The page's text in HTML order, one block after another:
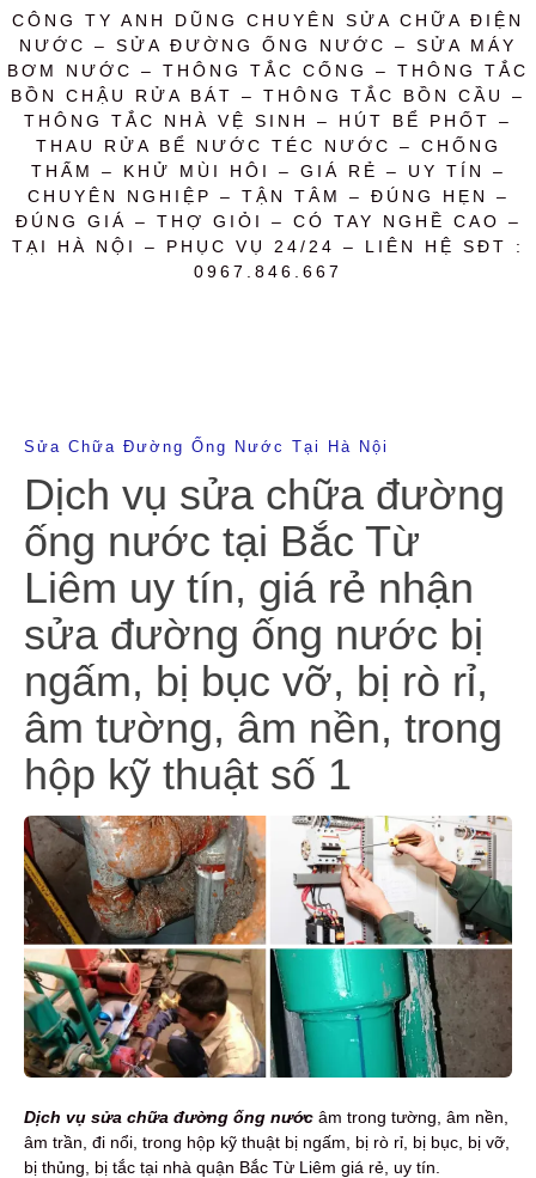
CÔNG TY ANH DŨNG CHUYÊN SỬA CHỮA ĐIỆN
NƯỚC – SỬA ĐƯỜNG ỐNG NƯỚC – SỬA MÁY
BƠM NƯỚC – THÔNG TẮC CỐNG – THÔNG TẮC
BỒN CHẬU RỬA BÁT – THÔNG TẮC BỒN CẦU –
THÔNG TẮC NHÀ VỆ SINH – HÚT BỂ PHỐT –
THAU RỬA BỂ NƯỚC TÉC NƯỚC – CHỐNG
THẤM – KHỬ MÙI HÔI – GIÁ RẺ – UY TÍN –
CHUYÊN NGHIỆP – TẬN TÂM – ĐÚNG HẸN –
ĐÚNG GIÁ – THỢ GIỎI – CÓ TAY NGHỀ CAO –
TẠI HÀ NỘI – PHỤC VỤ 24/24 – LIÊN HỆ SĐT :
0967.846.667
Sửa Chữa Đường Ống Nước Tại Hà Nội
Dịch vụ sửa chữa đường
ống nước tại Bắc Từ
Liêm uy tín, giá rẻ nhận
sửa đường ống nước bị
ngấm, bị bục vỡ, bị rò rỉ,
âm tường, âm nền, trong
hộp kỹ thuật số 1
Dịch vụ sửa chữa đường ống nước âm trong tường, âm nền,
âm trần, đi nổi, trong hộp kỹ thuật bị ngấm, bị rò rỉ, bị bục, bị vỡ,
bị thủng, bị tắc tại nhà quận Bắc Từ Liêm giá rẻ, uy tín.